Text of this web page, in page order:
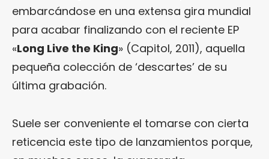
embarcándose en una extensa gira mundial
para acabar finalizando con el reciente EP
«Long Live the King» (Capitol, 2011), aquella
pequeña colección de ‘descartes’ de su
última grabación.
Suele ser conveniente el tomarse con cierta
reticencia este tipo de lanzamientos porque,